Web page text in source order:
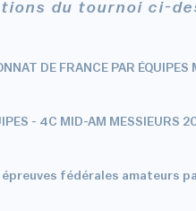
du tournoi ci-
DE FRANCE PAR
- 4C MID-AM MESSIEURS
épreuves fédérales amateurs